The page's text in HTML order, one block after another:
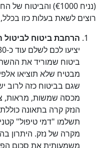
(נניח €1000)
רוצים לשאת בעלות כזו
הרחבת ביטוח
יציעו לכם לשלם עוד כ-20-30 אירו ליום עבור
ביטוח שמוריד את
מבטיח שלא תוציאו
שגם בביטוח כזה לרוב
מכסה שמשות, מראות,
הנזק קרה בתאונה
מקרה של נזק. היתרון
משמעותית את סכום